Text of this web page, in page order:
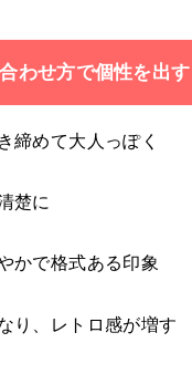
わせ方で個性を出す
締めて大人っぽく
楚に
かで格式ある印象
り、レトロ感が増す